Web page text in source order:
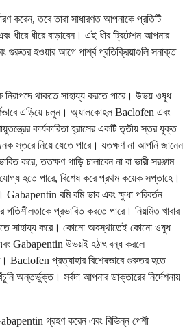
করেন, তবে তারা সাধারণত আপনাকে প্রতিটি
ধীরে ধীরে বাড়াবেন। এই ধীর ট্রিটেশন আপনার
গুরুতর হওয়ার আগে পার্শ্ব প্রতিক্রিয়াগুলি সনাক্ত
নিরাপদে থাকতে সাহায্য করতে পারে। উভয় ওষুধ
এড়িয়ে চলুন। অ্যালকোহল Baclofen এবং
কার্যকারিতা হ্রাসের একটি তৃতীয় স্তর যুক্ত
স্তরে নিয়ে যেতে পারে। যতক্ষণ না আপনি জানেন
করে, ততক্ষণ গাড়ি চালাবেন না বা ভারী সরঞ্জাম
হতে পারে, বিশেষ করে প্রথম কয়েক সপ্তাহে।
Gabapentin বমি বমি ভাব এবং ক্ষুধা পরিবর্তন
প্রভাবিত করতে পারে। নিয়মিত খাবার
সাহায্য করে। কোনো অবস্থাতেই কোনো ওষুধ
Gabapentin উভয়ই হঠাৎ বন্ধ করলে
Baclofen প্রত্যাহার বিশেষভাবে গুরুতর হতে
অন্তর্ভুক্ত। সর্বদা আপনার ডাক্তারের নির্দেশনায়
গ্রহণ করেন এবং বিভিন্ন পেশী